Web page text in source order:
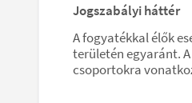
Jogszabályi háttér
A fogyatékkal élők
területén egyaránt.
csoportokra